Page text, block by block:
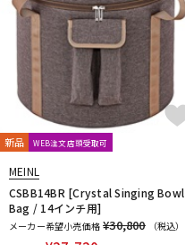
新品 WEB注文店頭受取可
MEINL
CSBB14BR [Crystal Singing Bowl
Bag / 14インチ用]
メーカー希望小売価格 ¥30,800
（税込）